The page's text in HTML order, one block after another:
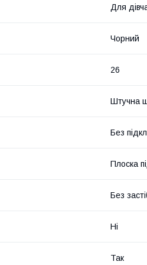
Для
Чорний
26
Штучна
Без
Плоска
Без
Ні
Так